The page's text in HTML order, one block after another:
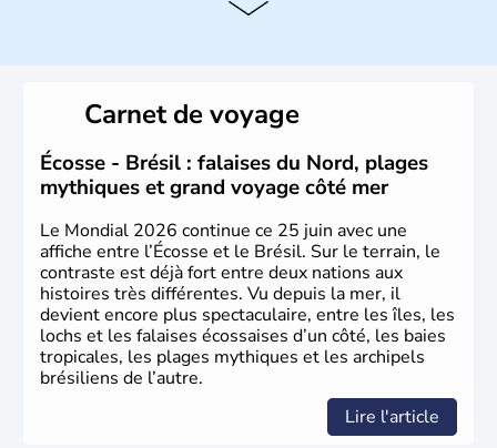
du Brésil ont été atteintes par le portugais Cabral en
1500. Durant le XVIe siècle, de très nombreux esclaves
venus d'Afrique ont permis une large exploitation des
ressources en sucre du pays.
Carnet de voyage
Écosse - Brésil : falaises du Nord, plages
mythiques et grand voyage côté mer
Le Mondial 2026 continue ce 25 juin avec une
affiche entre l’Écosse et le Brésil. Sur le terrain, le
contraste est déjà fort entre deux nations aux
histoires très différentes. Vu depuis la mer, il
devient encore plus spectaculaire, entre les îles, les
lochs et les falaises écossaises d’un côté, les baies
tropicales, les plages mythiques et les archipels
brésiliens de l’autre.
Lire l'article